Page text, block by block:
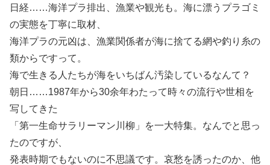
日経……海洋プラ排出、漁業や観光も。海に漂うプラゴミ
の実態を丁寧に取材、
海洋プラの元凶は、漁業関係者が海に捨てる網や釣り糸の
類からですって。
海で生きる人たちが海をいちばん汚染しているなんて？
朝日……1987年から30余年わたって時々の流行や世相を
写してきた
「第一生命サラリーマン川柳」を一大特集。なんでと思っ
たのですが、
発表時期でもないのに不思議です。哀愁を誘ったのか、他